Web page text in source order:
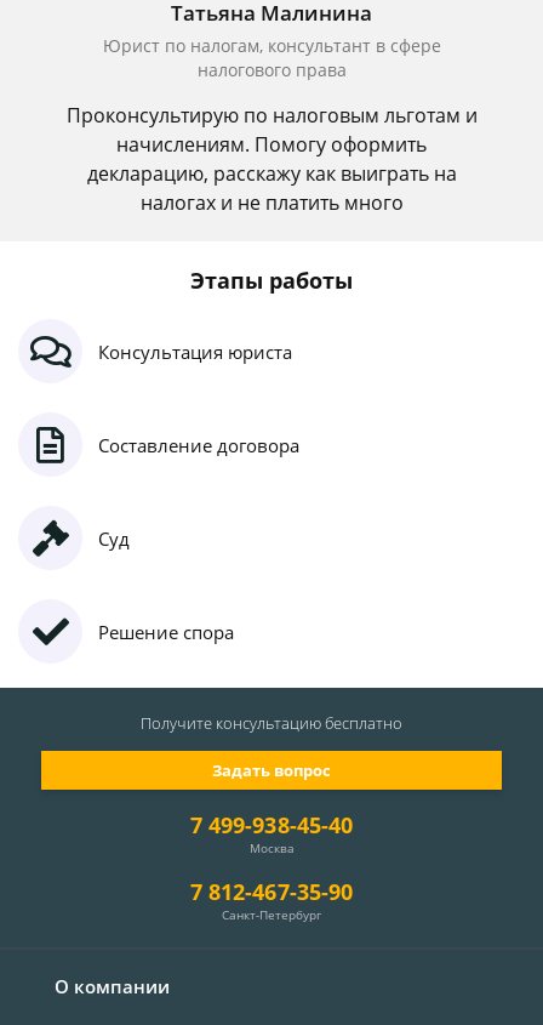
Татьяна Малинина
Юрист по налогам, консультант в сфере
налогового права
Проконсультирую по налоговым льготам и
начислениям. Помогу оформить
декларацию, расскажу как выиграть на
налогах и не платить много
Этапы работы
Консультация юриста
Составление договора
Суд
Решение спора
О компании
7 499-938-45-40
Москва
7 812-467-35-90
Санкт-Петербург
Задать вопрос
Получите консультациюбесплатно